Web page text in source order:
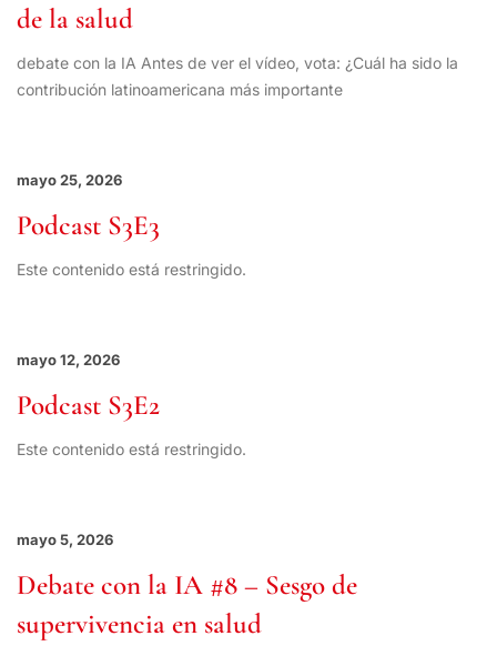
de la salud
debate con la IA Antes de ver el vídeo, vota: ¿Cuál ha sido la
contribución latinoamericana más importante
mayo 25, 2026
Podcast S3E3
Este contenido está restringido.
mayo 12, 2026
Podcast S3E2
Este contenido está restringido.
mayo 5, 2026
Debate con la IA #8 – Sesgo de
supervivencia en salud